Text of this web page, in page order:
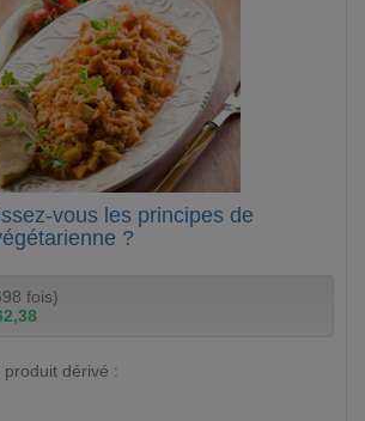
vous les principes de
?
fois)
dérivé :